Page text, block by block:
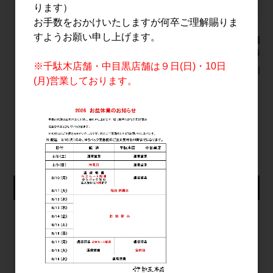
明治之芋 五島灘
3,200円
二兎 純米大吟醸 愛山
2,200円
寒紅梅
純米吟
すべてのおすすめ商品を見る
仕入れ会員ログイン
メールアドレス
パスワード
ります）
お手数をおかけいたしますが何卒ご理解賜りま
すようお願い申し上げます。
※千駄木店舗・中目黒店舗は９日(日)・10日
(月)営業しております。